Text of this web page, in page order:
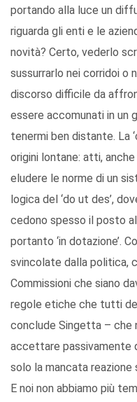
portando alla luce un
riguarda gli enti e le
novità? Certo, vederlo
sussurrarlo nei corridoi o
discorso difficile da
essere accomunati in un
tenermi ben distante. La
origini lontane: atti,
eludere le norme di un
logica del ‘do ut des’,
cedono spesso il posto
portanto ‘in dotazione’.
svincolate dalla politica,
Commissioni che siano
regole etiche che tutti
conclude Singetta – che
accettare passivamente
solo la mancata reazione
E noi non abbiamo più